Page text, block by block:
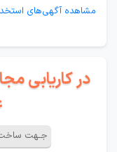
مشاهده آگهی‌های
در کاریابی
جـهت ساخت